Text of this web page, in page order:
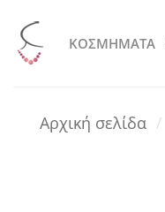
στο
περιεχόμενο
KOΣΜΗΜΑΤΑ
Αρχική σελίδα /